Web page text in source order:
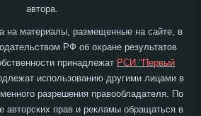
автора.
на материалы, размещенные на сайте, в
РФ об охране результатов
принадлежат РСИ "Первый
использованию другими лицами в
разрешения правообладателя. По
авторских прав и рекламы обращаться в